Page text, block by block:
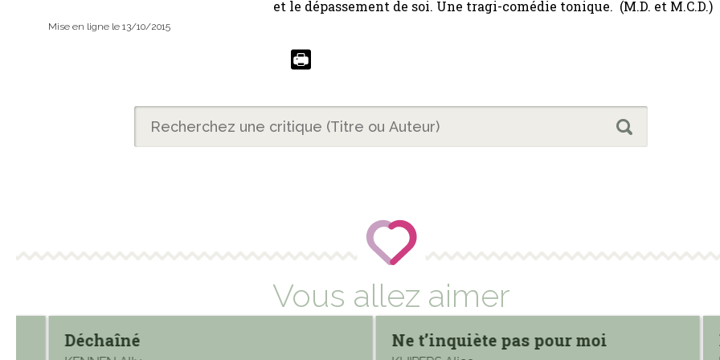
et le dépassement de soi. Une tragi-comédie tonique. (M.D. et M.C.D.)
Mise en ligne le 13/10/2015
Vous allez aimer
Déchaîné Ne t’inquiète pas pour moi